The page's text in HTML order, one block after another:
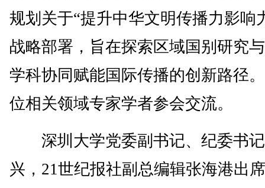
规划关于“提升中华文明传播力影响
战略部署，旨在探索区域国别研究
学科协同赋能国际传播的创新路径
位相关领域专家学者参会交流。
深圳大学党委副书记、纪委书
兴，21世纪报社副总编辑张海港出